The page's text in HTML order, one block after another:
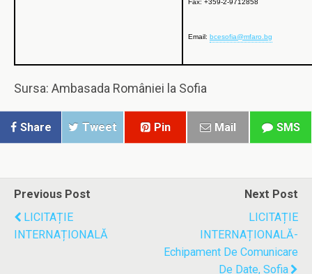
Fax: +359-2-9712858
Email: bcesofia@mfaro.bg
Sursa: Ambasada României la Sofia
Share Tweet Pin Mail SMS
Previous Post
LICITAȚIE
INTERNAȚIONALĂ
Next Post
LICITAȚIE
INTERNAȚIONALĂ-
Echipament De Comunicare
De Date, Sofia